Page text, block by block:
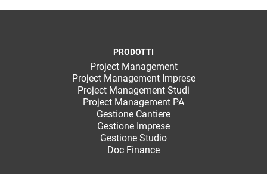
PRODOTTI
Project Management
Project Management Imprese
Project Management Studi
Project Management PA
Gestione Cantiere
Gestione Imprese
Gestione Studio
Doc Finance